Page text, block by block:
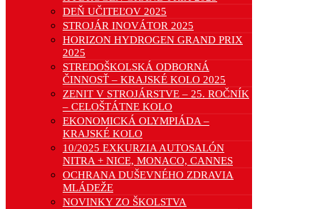
DEŇ UČITEĽOV 2025
STROJÁR INOVÁTOR 2025
HORIZON HYDROGEN GRAND PRIX
2025
STREDOŠKOLSKÁ ODBORNÁ
ČINNOSŤ – KRAJSKÉ KOLO 2025
ZENIT V STROJÁRSTVE – 25. ROČNÍK
– CELOŠTÁTNE KOLO
EKONOMICKÁ OLYMPIÁDA –
KRAJSKÉ KOLO
10/2025 EXKURZIA AUTOSALÓN
NITRA + NICE, MONACO, CANNES
OCHRANA DUŠEVNÉHO ZDRAVIA
MLÁDEŽE
NOVINKY ZO ŠKOLSTVA